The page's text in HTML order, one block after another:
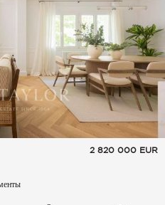
2 820 000 EUR